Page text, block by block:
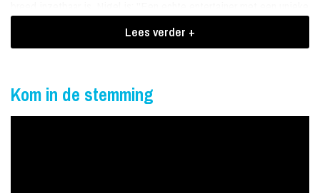
Knallende podium-act in circus & variété
Hij heeft een passie voor entertainen, daarom treedt hij graag op
met een knallende podium-act in circus & variété. Tevens is Nigel
Lees verder +
Kom in de stemming